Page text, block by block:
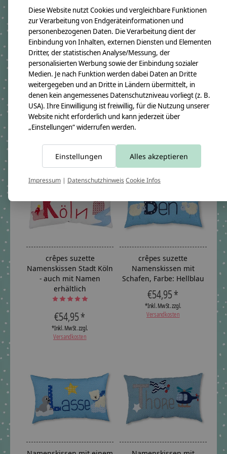
Namenskissen - Traktor &
Bauernhof
The rating of this product is5out of 5
€54,95 *
*Inkl. MwSt. zzgl.
Versandkosten
crêpes suzette
Individuelles
Taufgeschenk
Namenskissen mit
Regenbogen
€54,95 *
crêpes suzette
Namenskissen Stadt Köln
- auch mit Namen
erhältlich
The rating of this product is
out of 5
€54,95 *
*Inkl. MwSt. zzgl.
Versandkosten
crêpes suzette
Namenskissen mit
Schafen, Farbe: Hellblau
€54,95 *
*Inkl. MwSt. zzgl.
Versandkosten
Diese Website nutzt Cookies und vergleichbare Funktionen
zur Verarbeitung von Endgeräteinformationen und
personenbezogenen Daten. Die Verarbeitung dient der
Einbindung von Inhalten, externen Diensten und Elementen
Dritter, der statistischen Analyse/Messung, der
personalisierten Werbung sowie der Einbindung sozialer
Medien. Je nach Funktion werden dabei Daten an Dritte
weitergegeben und an Dritte in Ländern übermittelt, in
denen kein angemessenes Datenschutzniveau vorliegt (z. B.
USA). Ihre Einwilligung ist freiwillig, für die Nutzung unserer
Website nicht erforderlich und kann jederzeit über
„Einstellungen“ widerrufen werden.
Einstellungen Alles akzeptieren
Impressum | DatenschutzhinweisCookie Infos